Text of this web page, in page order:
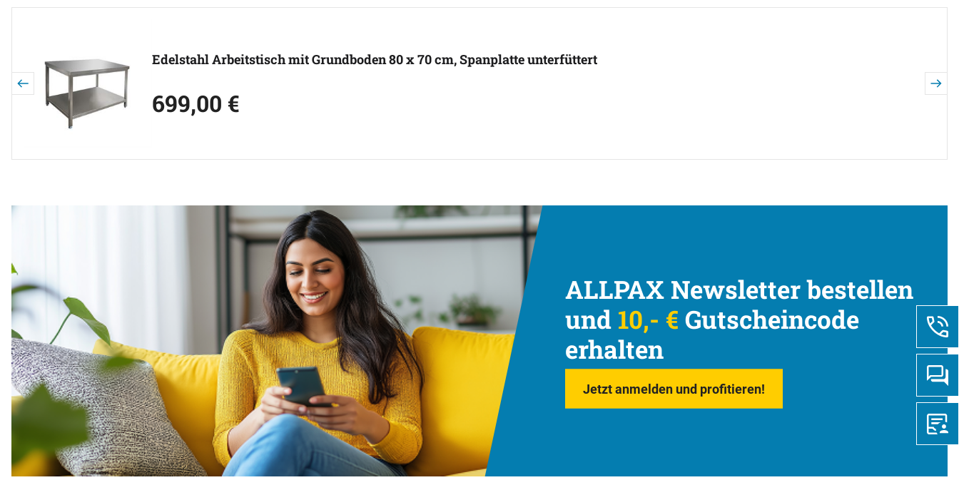
Edelstahl Arbeitstisch mit Grundboden 80 x 70 cm, Spanplatte unterfüttert
699,00 €
ALLPAX Newsletter bestellen
und 10,- € Gutscheincode
erhalten
Jetzt anmelden und profitieren!